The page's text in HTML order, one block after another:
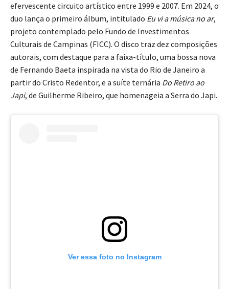
efervescente circuito artístico entre 1999 e 2007. Em 2024, o
duo lança o primeiro álbum, intitulado Eu vi a música no ar,
projeto contemplado pelo Fundo de Investimentos
Culturais de Campinas (FICC). O disco traz dez composições
autorais, com destaque para a faixa-título, uma bossa nova
de Fernando Baeta inspirada na vista do Rio de Janeiro a
partir do Cristo Redentor, e a suíte ternária Do Retiro ao
Japi, de Guilherme Ribeiro, que homenageia a Serra do Japi.
Ver essa foto no Instagram